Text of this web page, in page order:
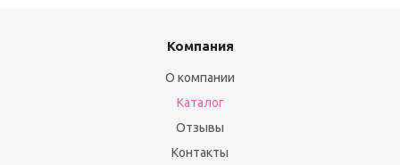
Компания
О компании
Каталог
Отзывы
Контакты